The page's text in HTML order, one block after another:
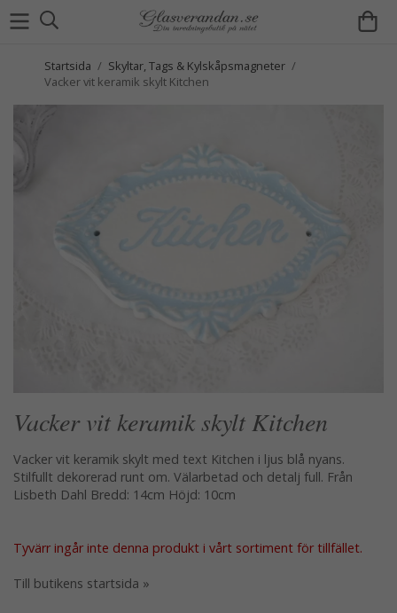
Startsida / Skyltar, Tags & Kylskåpsmagneter /
Vacker vit keramik skylt Kitchen
Vacker vit keramik skylt Kitchen
Vacker vit keramik skylt med text Kitchen i ljus blå nyans.
Stilfullt dekorerad runt om. Välarbetad och detalj full. Från
Lisbeth Dahl Bredd: 14cm Höjd: 10cm
Tyvärr ingår inte denna produkt i vårt sortiment för tillfället.
Till butikens startsida »